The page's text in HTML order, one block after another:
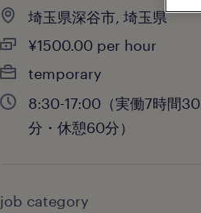
埼玉県深谷市, 埼玉県
¥1500.00 per hour
temporary
8:30-17:00（実働7時間30
分・休憩60分）
job category